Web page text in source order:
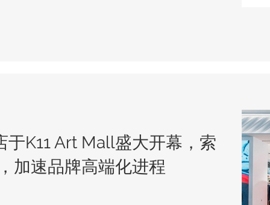
K11 Art Mall盛大开幕，索
加速品牌高端化进程